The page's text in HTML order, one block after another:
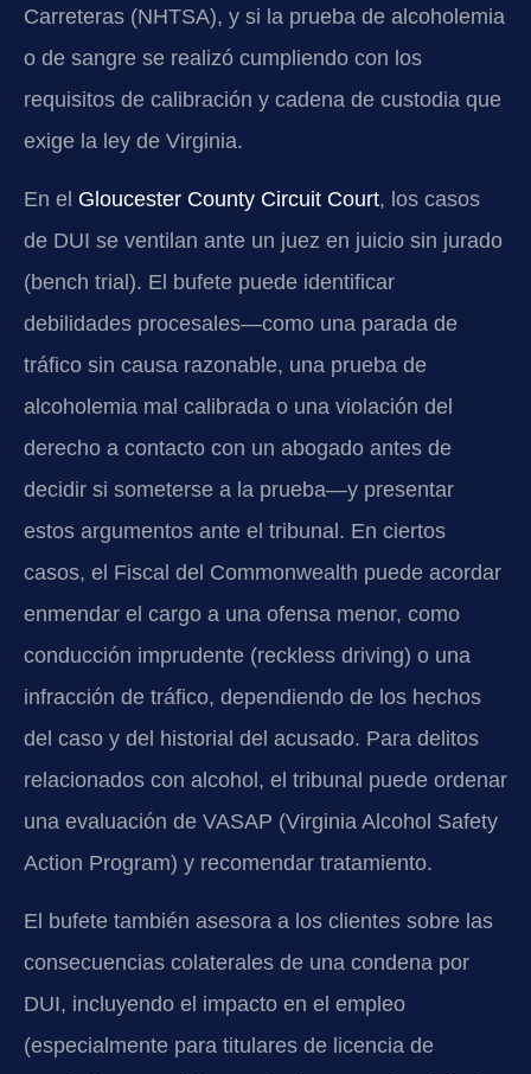
Carreteras (NHTSA), y si la prueba de alcoholemia
o de sangre se realizó cumpliendo con los
requisitos de calibración y cadena de custodia que
exige la ley de Virginia.
En el Gloucester County Circuit Court, los casos
de DUI se ventilan ante un juez en juicio sin jurado
(bench trial). El bufete puede identificar
debilidades procesales—como una parada de
tráfico sin causa razonable, una prueba de
alcoholemia mal calibrada o una violación del
derecho a contacto con un abogado antes de
decidir si someterse a la prueba—y presentar
estos argumentos ante el tribunal. En ciertos
casos, el Fiscal del Commonwealth puede acordar
enmendar el cargo a una ofensa menor, como
conducción imprudente (reckless driving) o una
infracción de tráfico, dependiendo de los hechos
del caso y del historial del acusado. Para delitos
relacionados con alcohol, el tribunal puede ordenar
una evaluación de VASAP (Virginia Alcohol Safety
Action Program) y recomendar tratamiento.
El bufete también asesora a los clientes sobre las
consecuencias colaterales de una condena por
DUI, incluyendo el impacto en el empleo
(especialmente para titulares de licencia de